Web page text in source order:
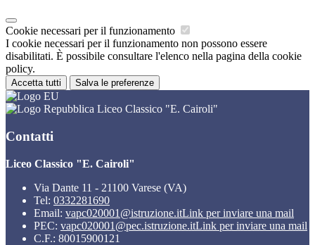
Cookie necessari per il funzionamento
I cookie necessari per il funzionamento non possono essere
disabilitati. È possibile consultare l'elenco nella pagina della cookie
policy.
Accetta tutti Salva le preferenze
Liceo Classico "E. Cairoli"
Contatti
Liceo Classico "E. Cairoli"
Via Dante 11 - 21100 Varese (VA)
Tel: 0332281690
Email: vapc020001@istruzione.itLink per inviare una mail
PEC: vapc020001@pec.istruzione.itLink per inviare una mail
C.F.: 80015900121